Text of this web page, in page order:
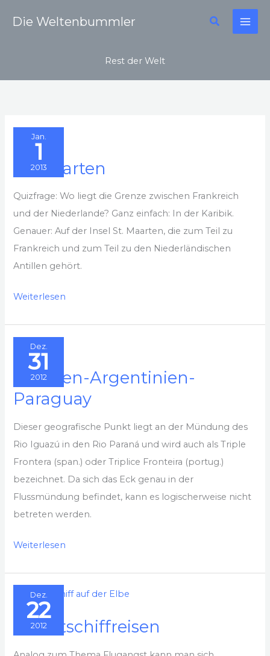
InhaltDie Weltenbummler Suchen
Rest der Welt
Jan.
1
2013
St. Maarten
Quizfrage: Wo liegt die Grenze zwischen Frankreich
und der Niederlande? Ganz einfach: In der Karibik.
Genauer: Auf der Insel St. Maarten, die zum Teil zu
Frankreich und zum Teil zu den Niederländischen
Antillen gehört.
St.
Weiterlesen
Dez.
31
2012
Brasilien-Argentinien-
Paraguay
Dieser geografische Punkt liegt an der Mündung des
Rio Iguazú in den Rio Paraná und wird auch als Triple
Frontera (span.) oder Triplice Fronteira (portug.)
bezeichnet. Da sich das Eck genau in der
Flussmündung befindet, kann es logischerweise nicht
betreten werden.
Brasilien-
Weiterlesen
Dez.
22
2012
Frachtschiffreisen